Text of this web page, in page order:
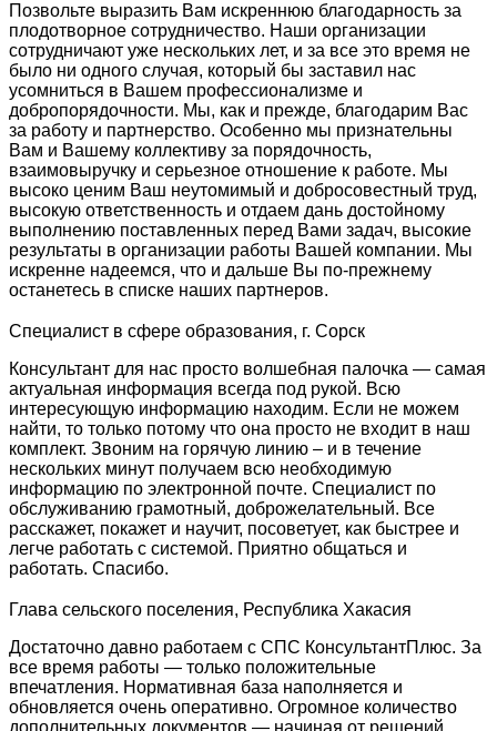
Позвольте выразить Вам искреннюю благодарность за
плодотворное сотрудничество. Наши организации
сотрудничают уже нескольких лет, и за все это время не
было ни одного случая, который бы заставил нас
усомниться в Вашем профессионализме и
добропорядочности. Мы, как и прежде, благодарим Вас
за работу и партнерство. Особенно мы признательны
Вам и Вашему коллективу за порядочность,
взаимовыручку и серьезное отношение к работе. Мы
высоко ценим Ваш неутомимый и добросовестный труд,
высокую ответственность и отдаем дань достойному
выполнению поставленных перед Вами задач, высокие
результаты в организации работы Вашей компании. Мы
искренне надеемся, что и дальше Вы по-прежнему
останетесь в списке наших партнеров.
Специалист в сфере образования, г. Сорск
Консультант для нас просто волшебная палочка — самая
актуальная информация всегда под рукой. Всю
интересующую информацию находим. Если не можем
найти, то только потому что она просто не входит в наш
комплект. Звоним на горячую линию – и в течение
нескольких минут получаем всю необходимую
информацию по электронной почте. Специалист по
обслуживанию грамотный, доброжелательный. Все
расскажет, покажет и научит, посоветует, как быстрее и
легче работать с системой. Приятно общаться и
работать. Спасибо.
Глава сельского поселения, Республика Хакасия
Достаточно давно работаем с СПС КонсультантПлюс. За
все время работы — только положительные
впечатления. Нормативная база наполняется и
обновляется очень оперативно. Огромное количество
дополнительных документов — начиная от решений